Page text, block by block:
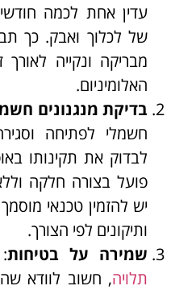
עדין אחת לכמה
של לכלוך ואבק. כך
מבריקה ונקייה לאורך
האלומיניום.
בדיקת מנגנונים
חשמלי לפתיחה
לבדוק את תקינותו
פועל בצורה חלקה
יש להזמין טכנאי
ותיקונים לפי הצורך.
שמירה על בטיחות
תלויה, חשוב לוודא